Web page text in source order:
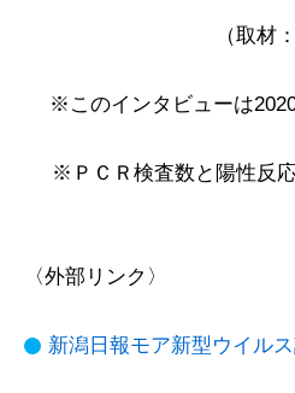
（取材
※このインタビューは
※ＰＣＲ検査数と陽性反
〈外部リンク〉
新潟日報モア新型ウイル